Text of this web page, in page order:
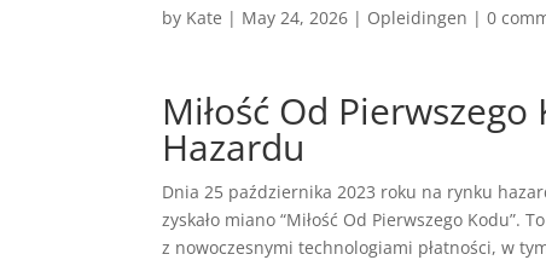
by Kate | May 24, 2026 | Opleidingen |0
Miłość Od
Hazardu
Dnia 25 października 2023 roku na rynku
zyskało miano “Miłość Od Pierwszego
z nowoczesnymi technologiami płatności, w